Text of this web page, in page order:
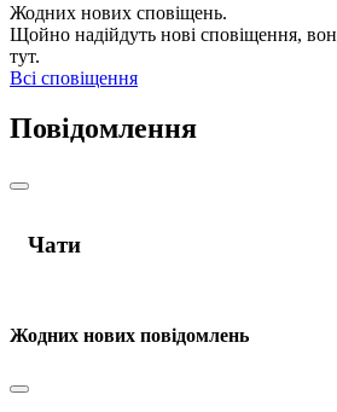
Жодних нових сповіщень.
Щойно надійдуть нові сповіщення,
тут.
Всі сповіщення
Повідомлення
Чати
Жодних нових повідомлень